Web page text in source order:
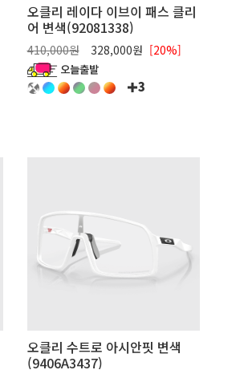
오클리 레이다 이브이 패스 클리
어 변색(92081338)
410,000원 328,000원 [20%]
3
오클리 수트로 아시안핏 변색
(9406A3437)